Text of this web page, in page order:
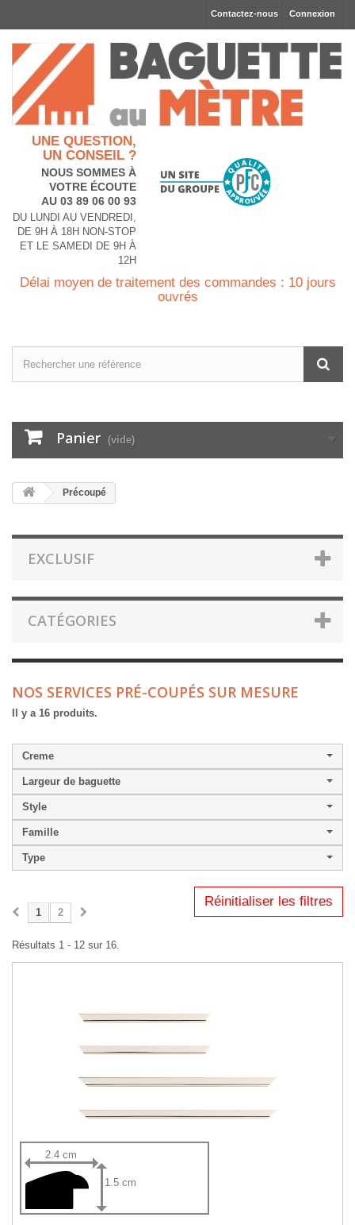
Connexion
Contactez-nous
UNE QUESTION,
UN CONSEIL ?
NOUS SOMMES À
VOTRE ÉCOUTE
AU 03 89 06 00 93
DU LUNDI AU VENDREDI,
DE 9H À 18H NON-STOP
ET LE SAMEDI DE 9H À
12H
Délai moyen de traitement des commandes : 10 jours
ouvrés
Panier (vide)
Précoupé
EXCLUSIF
CATÉGORIES
NOS SERVICES PRÉ-COUPÉS SUR MESURE
Il y a 16 produits.
Creme
Largeur de baguette
Style
Famille
Type
Réinitialiser les filtres
1 2
Résultats 1 - 12 sur 16.
2.4 cm
1.5 cm